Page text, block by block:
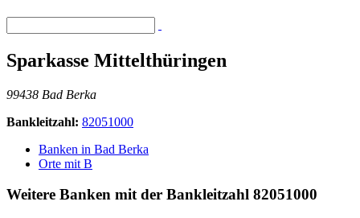
Sparkasse Mittelthüringen
99438 Bad Berka
Bankleitzahl: 82051000
Banken in Bad Berka
Orte mit B
Weitere Banken mit der Bankleitzahl 82051000